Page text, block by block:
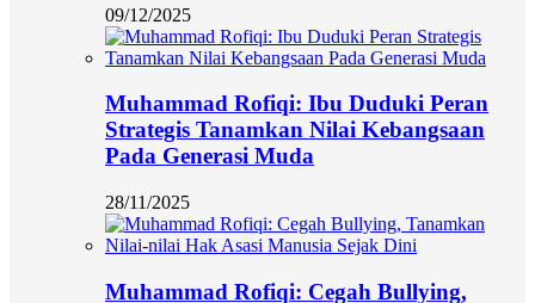
09/12/2025
Muhammad Rofiqi: Ibu Duduki Peran
Strategis Tanamkan Nilai Kebangsaan
Pada Generasi Muda
28/11/2025
Muhammad Rofiqi: Cegah Bullying,